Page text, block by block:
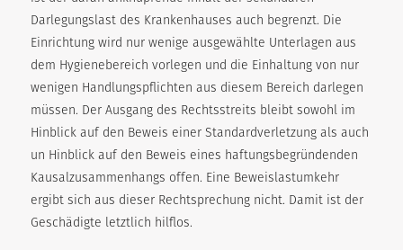
Darlegungslast des Krankenhauses auch begrenzt. Die
Einrichtung wird nur wenige ausgewählte Unterlagen aus
dem Hygienebereich vorlegen und die Einhaltung von nur
wenigen Handlungspflichten aus diesem Bereich darlegen
müssen. Der Ausgang des Rechtsstreits bleibt sowohl im
Hinblick auf den Beweis einer Standardverletzung als auch
un Hinblick auf den Beweis eines haftungsbegründenden
Kausalzusammenhangs offen. Eine Beweislastumkehr
ergibt sich aus dieser Rechtsprechung nicht. Damit ist der
Geschädigte letztlich hilflos.